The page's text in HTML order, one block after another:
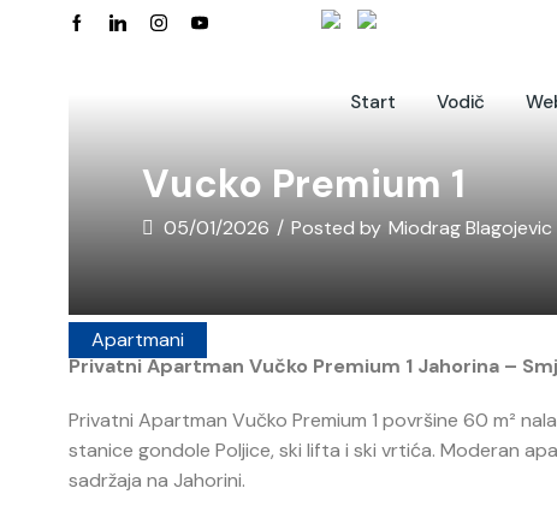
Start Vodič
Apartmani
Vucko Premium 1
05/01/2026 / Posted by Miodrag Blagojevic
Privatni Apartman Vučko Premium 1 Jahorina –
Privatni Apartman Vučko Premium 1 površine 60 m²
stanice gondole Poljice, ski lifta i ski vrtića. Moderan
sadržaja na Jahorini.